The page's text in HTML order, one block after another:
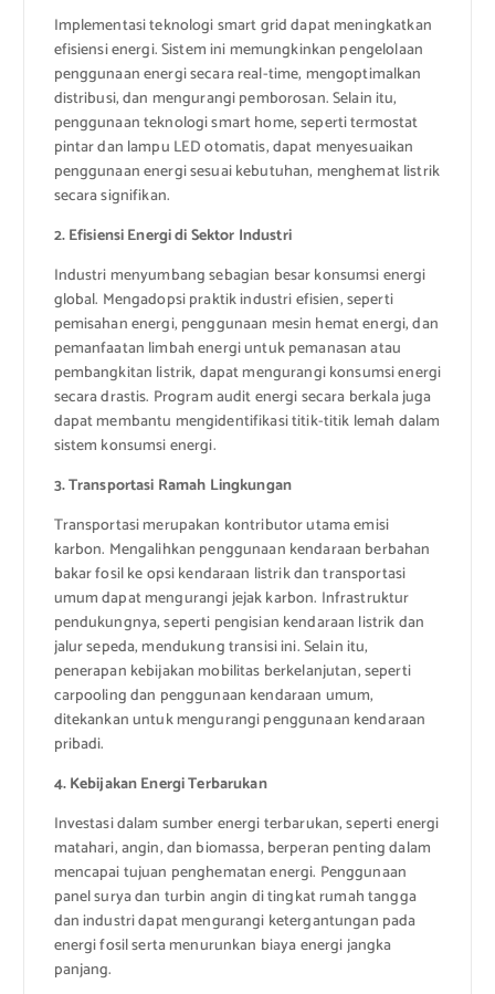
Implementasi teknologi smart grid dapat meningkatkan
efisiensi energi. Sistem ini memungkinkan pengelolaan
penggunaan energi secara real-time, mengoptimalkan
distribusi, dan mengurangi pemborosan. Selain itu,
penggunaan teknologi smart home, seperti termostat
pintar dan lampu LED otomatis, dapat menyesuaikan
penggunaan energi sesuai kebutuhan, menghemat listrik
secara signifikan.
2. Efisiensi Energi di Sektor Industri
Industri menyumbang sebagian besar konsumsi energi
global. Mengadopsi praktik industri efisien, seperti
pemisahan energi, penggunaan mesin hemat energi, dan
pemanfaatan limbah energi untuk pemanasan atau
pembangkitan listrik, dapat mengurangi konsumsi energi
secara drastis. Program audit energi secara berkala juga
dapat membantu mengidentifikasi titik-titik lemah dalam
sistem konsumsi energi.
3. Transportasi Ramah Lingkungan
Transportasi merupakan kontributor utama emisi
karbon. Mengalihkan penggunaan kendaraan berbahan
bakar fosil ke opsi kendaraan listrik dan transportasi
umum dapat mengurangi jejak karbon. Infrastruktur
pendukungnya, seperti pengisian kendaraan listrik dan
jalur sepeda, mendukung transisi ini. Selain itu,
penerapan kebijakan mobilitas berkelanjutan, seperti
carpooling dan penggunaan kendaraan umum,
ditekankan untuk mengurangi penggunaan kendaraan
pribadi.
4. Kebijakan Energi Terbarukan
Investasi dalam sumber energi terbarukan, seperti energi
matahari, angin, dan biomassa, berperan penting dalam
mencapai tujuan penghematan energi. Penggunaan
panel surya dan turbin angin di tingkat rumah tangga
dan industri dapat mengurangi ketergantungan pada
energi fosil serta menurunkan biaya energi jangka
panjang.